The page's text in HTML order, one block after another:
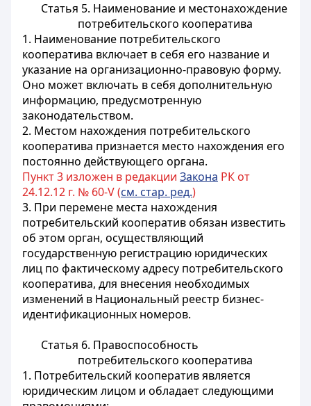
Статья 5. Наименование и местонахождение
потребительского кооператива
1. Наименование потребительского
кооператива включает в себя его название и
указание на организационно-правовую форму.
Оно может включать в себя дополнительную
информацию, предусмотренную
законодательством.
2. Местом нахождения потребительского
кооператива признается место нахождения его
постоянно действующего органа.
Пункт 3 изложен в редакции Закона РК от
24.12.12 г. № 60-V (см. стар. ред.)
3. При перемене места нахождения
потребительский кооператив обязан известить
об этом орган, осуществляющий
государственную регистрацию юридических
лиц по фактическому адресу потребительского
кооператива, для внесения необходимых
изменений в Национальный реестр бизнес-
идентификационных номеров.
Статья 6. Правоспособность
потребительского кооператива
1. Потребительский кооператив является
юридическим лицом и обладает следующими